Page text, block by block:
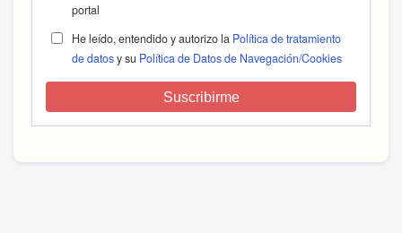
portal
He leído, entendido y autorizo la Política de tratamiento
de datosy su Política de Datos de Navegación/Cookies
Suscribirme